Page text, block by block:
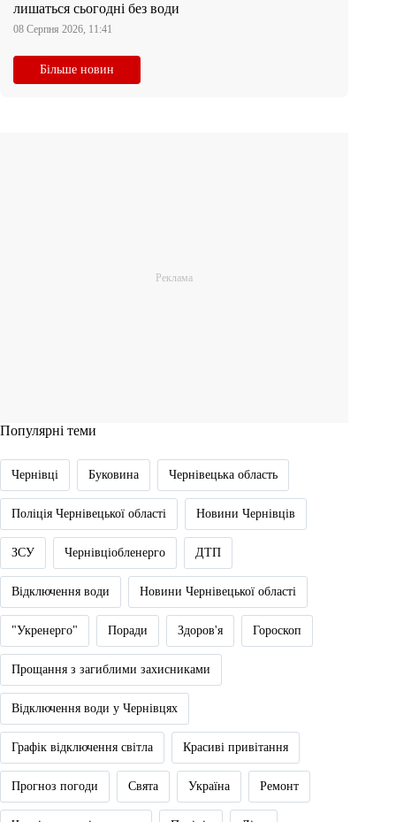
лишаться сьогодні без води
08 Серпня 2026, 11:41
Більше новин
Популярні теми
Чернівці Буковина Чернівецька область
Поліція Чернівецької області Новини Чернівців
ЗСУ Чернівціобленерго ДТП
Відключення води Новини Чернівецької області
"Укренерго" Поради Здоров'я Гороскоп
Прощання з загиблими захисниками
Відключення води у Чернівцях
Графік відключення світла Красиві привітання
Прогноз погоди Свята Україна Ремонт